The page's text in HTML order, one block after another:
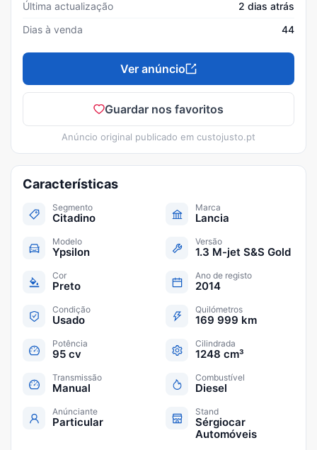
Última actualização
2 dias atrás
Dias à venda
44
Ver anúncio
Guardar nos favoritos
Anúncio original publicado em custojusto.pt
Características
Segmento
Citadino
Marca
Lancia
Modelo
Ypsilon
Versão
1.3 M-jet S&S Gold
Cor
Preto
Ano de registo
2014
Condição
Usado
Quilómetros
169 999 km
Potência
95 cv
Cilindrada
1248 cm³
Transmissão
Manual
Combustível
Diesel
Anúnciante
Particular
Stand
Sérgiocar
Automóveis